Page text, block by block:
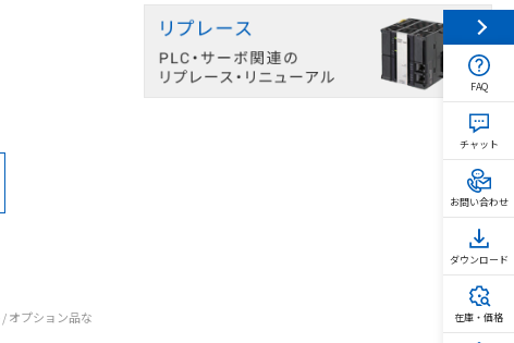
オプション品な
FAQ
チャット
お問い合わせ
ダウンロード
在庫・価格